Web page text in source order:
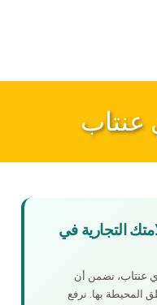
عنتاب
التجارية في
عنتاب، نضمن أن
المحيطة بها. نرفع